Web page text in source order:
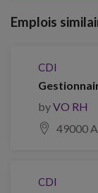
Emplois
CDI
byVO RH
49000
CDI